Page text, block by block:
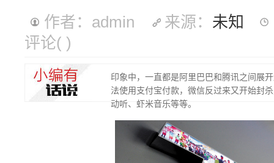
作者：admin
来源： 未知
评论( )
印象中，一直都是阿里巴巴和腾讯之间展
法使用支付宝付款，微信反过来又开始封
动听、虾米音乐等等。